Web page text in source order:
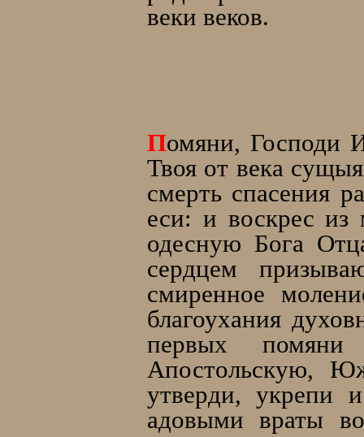
веки веков.
Помяни, Господи
Твоя от века
смерть спасения
еси: и воскрес из
одесную Бога
сердцем
смиренное
благоухания
первых
Апостольскую,
утверди, укрепи
адовыми враты